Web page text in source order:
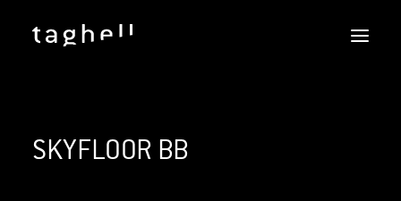
REFERENCES
SKYFLOOR BB